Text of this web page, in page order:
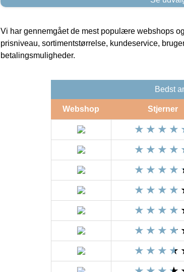
Vi har gennemgået de mest populære webshops
prisniveau, sortimentstørrelse, kundeservice,
betalingsmuligheder.
Bedst
Webshop Stjerner